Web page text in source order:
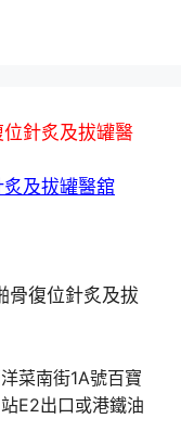
針炙及拔罐醫
及拔罐醫舘
菜南街1A號百寶
E2出口或港鐵油